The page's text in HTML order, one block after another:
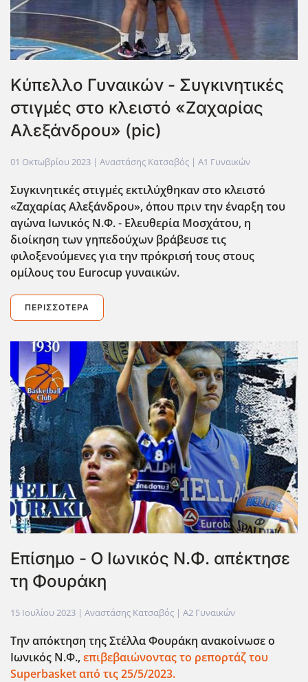
Κύπελλο Γυναικών - Συγκινητικές
στιγμές στο κλειστό «Ζαχαρίας
Αλεξάνδρου» (pic)
01 Οκτωβρίου 2023 | Αναστάσης Κατσαβός | Α1 Γυναικών
Συγκινητικές στιγμές εκτιλύχθηκαν στο κλειστό
«Ζαχαρίας Αλεξάνδρου», όπου πριν την έναρξη του
αγώνα Ιωνικός Ν.Φ. - Ελευθερία Μοσχάτου, η
διοίκηση των γηπεδούχων βράβευσε τις
φιλοξενούμενες για την πρόκρισή τους στους
ομίλους του Eurocup γυναικών.
ΠΕΡΙΣΣΌΤΕΡΑ
Επίσημο - Ο Ιωνικός Ν.Φ. απέκτησε
τη Φουράκη
15 Ιουλίου 2023 | Αναστάσης Κατσαβός | Α2 Γυναικών
Την απόκτηση της Στέλλα Φουράκη ανακοίνωσε ο
Ιωνικός Ν.Φ.,επιβεβαιώνοντας το ρεπορτάζ του
Superbasket από τις 25/5/2023.